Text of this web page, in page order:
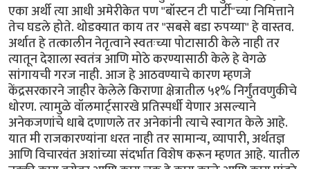
एका अर्थी त्या आधी अमेरीकेत पण "बॉस्टन टी पार्टी"च्या निमित्ताने
तेच घडले होते. थोडक्यात काय तर "सबसे बडा रुपय्या" हे वास्तव.
अर्थात हे तत्कालीन नेतृत्वाने स्वतःच्या पोटासाठी केले नाही तर
त्यातून देशाला स्वतंत्र आणि मोठे करण्यासाठी केले हे वेगळे
सांगायची गरज नाही. आज हे आठवण्याचे कारण म्हणजे
केंद्रसरकारने जाहीर केलेले किराणा क्षेत्रातील ५१% निर्गुंतवणुकीचे
धोरण. त्यामुळे वॉलमार्ट्सारखे प्रतिस्पर्धी येणार असल्याने
अनेकजणांचे धाबे दणाणले तर अनेकांनी त्याचे स्वागत केले आहे.
यात मी राजकारण्यांना धरत नाही तर सामान्य, व्यापारी, अर्थतज्ञ
आणि विचारवंत अशांच्या संदर्भात विशेष करून म्हणत आहे. यातील